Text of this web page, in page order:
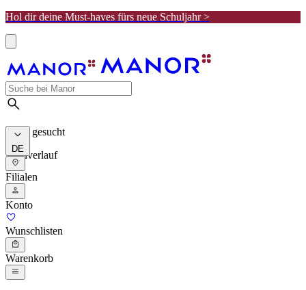
Hol dir deine Must-haves fürs neue Schuljahr >
Meist gesucht
Suchverlauf
DE
Filialen
Konto
Wunschlisten
Warenkorb